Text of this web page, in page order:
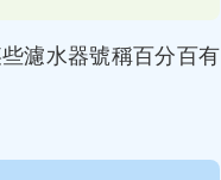
濾水器號稱百分百有